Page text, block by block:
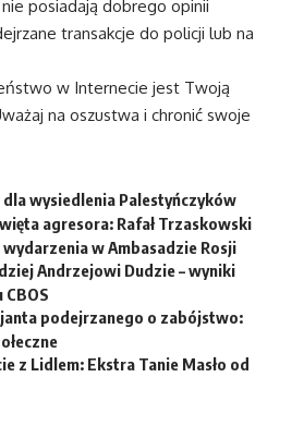
posiadają dobrego opinii
transakcje do policji lub na
w Internecie jest Twoją
na oszustwa i chronić swoje
dla wysiedlenia Palestyńczyków
agresora: Rafał Trzaskowski
w Ambasadzie Rosji
Andrzejowi Dudzie – wyniki
podejrzanego o zabójstwo:
z Lidlem: Ekstra Tanie Masło od